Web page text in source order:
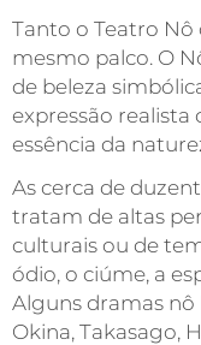
Tanto o Teatro
mesmo palco. O
de beleza
expressão
essência da
As cerca de
tratam de altas
culturais ou de
ódio, o ciúme, a
Alguns dramas nô
Okina, Takasago,